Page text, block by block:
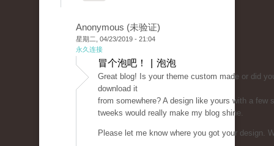
Anonymous (未验证)
星期二, 04/23/2019 - 21:04
永久连接
冒个泡吧！ | 泡泡
Great blog! Is your theme custom made or did
download it
from somewhere? A design like yours with a few
tweeks would really make my blog shine.
Please let me know where you got your design.